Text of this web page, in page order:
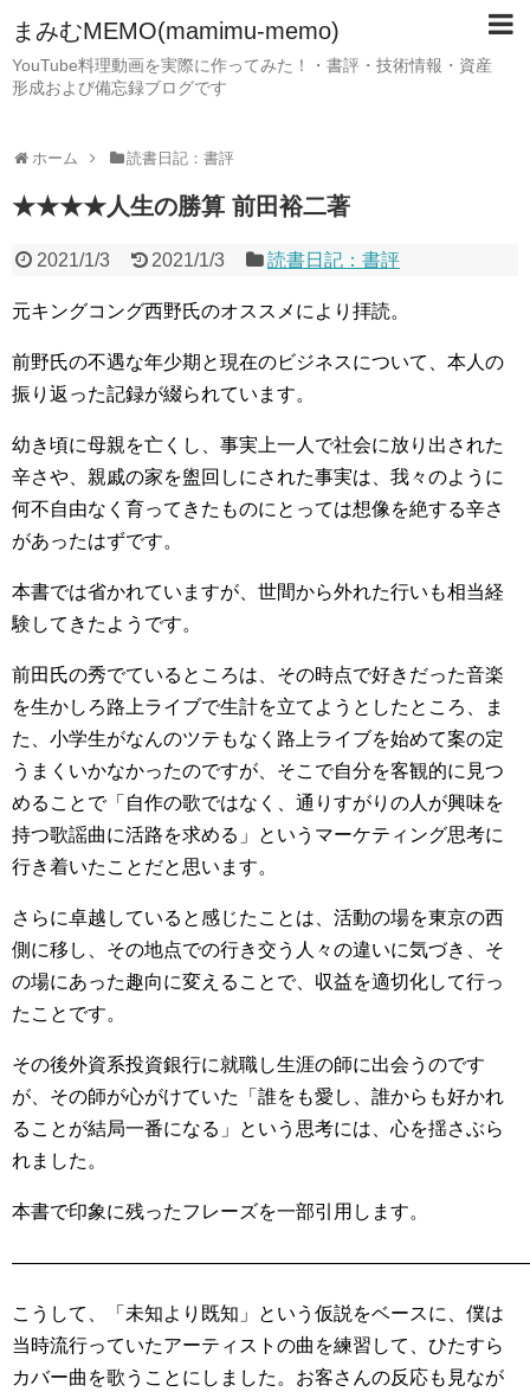
まみむMEMO(mamimu-memo)
YouTube料理動画を実際に作ってみた！・書評・技術情報・資産
形成および備忘録ブログです
ホーム 読書日記：書評
★★★★人生の勝算 前田裕二著
2021/1/3 2021/1/3 読書日記：書評
元キングコング西野氏のオススメにより拝読。
前野氏の不遇な年少期と現在のビジネスについて、本人の
振り返った記録が綴られています。
幼き頃に母親を亡くし、事実上一人で社会に放り出された
辛さや、親戚の家を盥回しにされた事実は、我々のように
何不自由なく育ってきたものにとっては想像を絶する辛さ
があったはずです。
本書では省かれていますが、世間から外れた行いも相当経
験してきたようです。
前田氏の秀でているところは、その時点で好きだった音楽
を生かしろ路上ライブで生計を立てようとしたところ、ま
た、小学生がなんのツテもなく路上ライブを始めて案の定
うまくいかなかったのですが、そこで自分を客観的に見つ
めることで「自作の歌ではなく、通りすがりの人が興味を
持つ歌謡曲に活路を求める」というマーケティング思考に
行き着いたことだと思います。
さらに卓越していると感じたことは、活動の場を東京の西
側に移し、その地点での行き交う人々の違いに気づき、そ
の場にあった趣向に変えることで、収益を適切化して行っ
たことです。
その後外資系投資銀行に就職し生涯の師に出会うのです
が、その師が心がけていた「誰をも愛し、誰からも好かれ
ることが結局一番になる」という思考には、心を揺さぶら
れました。
本書で印象に残ったフレーズを一部引用します。
こうして、「未知より既知」という仮説をベースに、僕は
当時流行っていたアーティストの曲を練習して、ひたすら
カバー曲を歌うことにしました。お客さんの反応も見なが